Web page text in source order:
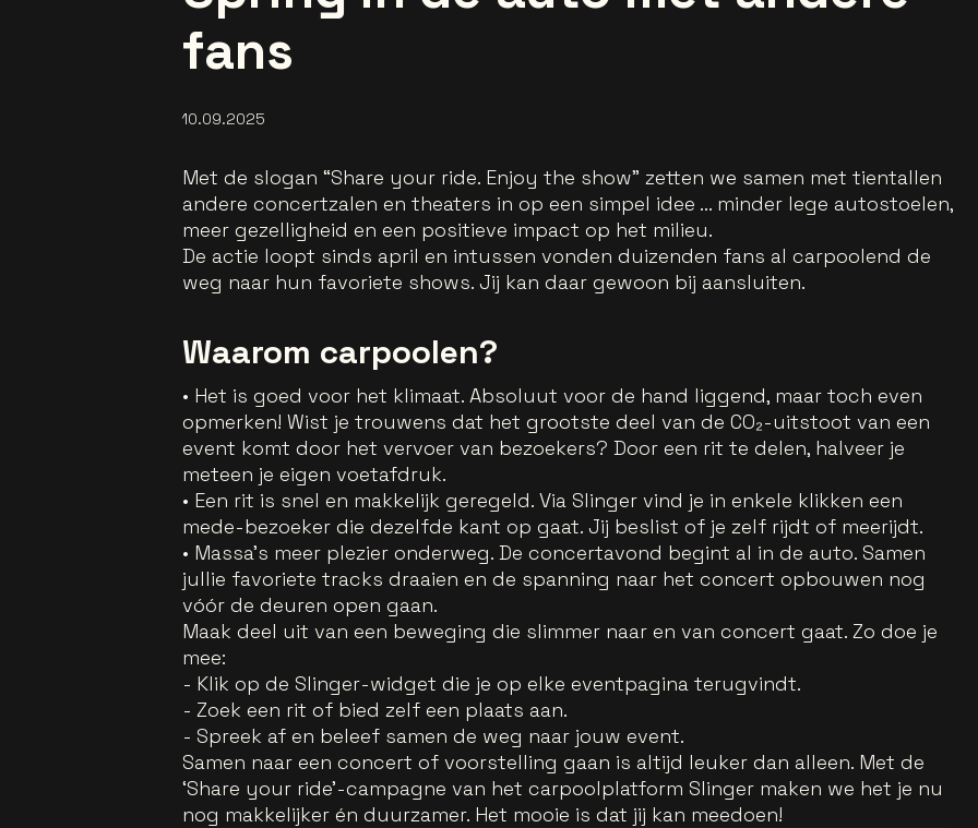
fans
10.09.2025
Met de slogan “Share your ride. Enjoy the show” zetten we samen met tientallen
andere concertzalen en theaters in op een simpel idee ... minder lege autostoelen,
meer gezelligheid en een positieve impact op het milieu.
De actie loopt sinds april en intussen vonden duizenden fans al carpoolend de
weg naar hun favoriete shows. Jij kan daar gewoon bij aansluiten.
Waarom carpoolen?
• Het is goed voor het klimaat. Absoluut voor de hand liggend, maar toch even
opmerken! Wist je trouwens dat het grootste deel van de CO₂-uitstoot van een
event komt door het vervoer van bezoekers? Door een rit te delen, halveer je
meteen je eigen voetafdruk.
• Een rit is snel en makkelijk geregeld. Via Slinger vind je in enkele klikken een
mede-bezoeker die dezelfde kant op gaat. Jij beslist of je zelf rijdt of meerijdt.
• Massa's meer plezier onderweg. De concertavond begint al in de auto. Samen
jullie favoriete tracks draaien en de spanning naar het concert opbouwen nog
vóór de deuren open gaan.
Maak deel uit van een beweging die slimmer naar en van concert gaat. Zo doe je
mee:
- Klik op de Slinger-widget die je op elke eventpagina terugvindt.
- Zoek een rit of bied zelf een plaats aan.
- Spreek af en beleef samen de weg naar jouw event.
Samen naar een concert of voorstelling gaan is altijd leuker dan alleen. Met de
‘Share your ride’-campagne van het carpoolplatform Slinger maken we het je nu
nog makkelijker én duurzamer. Het mooie is dat jij kan meedoen!